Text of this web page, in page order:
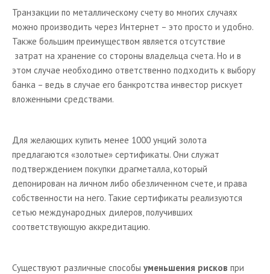
Транзакции по металлическому счету во многих случаях
можно производить через Интернет – это просто и удобно.
Также большим преимуществом является отсутствие
затрат на хранение со стороны владельца счета. Но и в
этом случае необходимо ответственно подходить к выбору
банка – ведь в случае его банкротства инвестор рискует
вложенными средствами.
Для желающих купить менее 1000 унций золота
предлагаются «золотые» сертификаты. Они служат
подтверждением покупки драгметалла, который
депонирован на личном либо обезличенном счете, и права
собственности на него. Такие сертификаты реализуются
сетью международных дилеров, получивших
соответствующую аккредитацию.
Существуют различные способы уменьшения рисков при